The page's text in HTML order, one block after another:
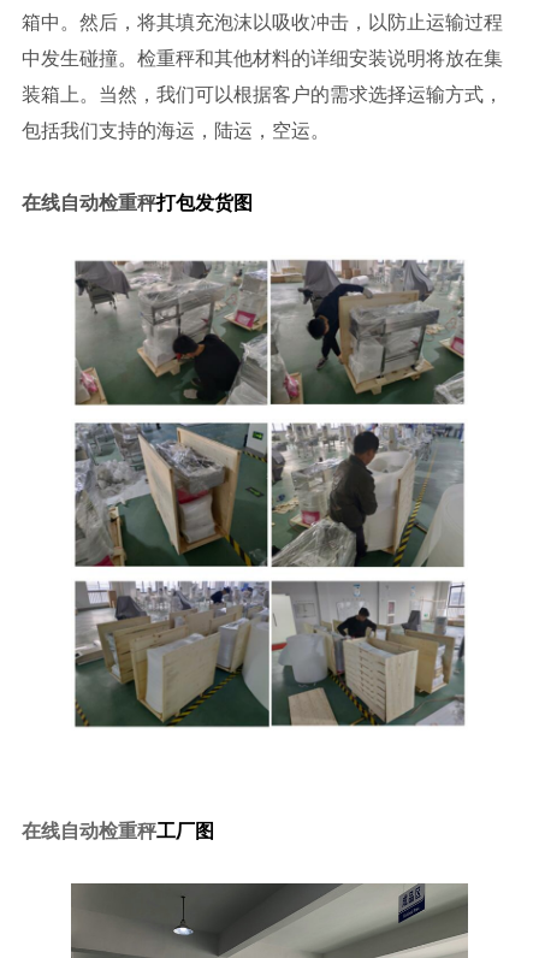
箱中。然后，将其填充泡沫以吸收冲击，以防止运输过程
中发生碰撞。检重秤和其他材料的详细安装说明将放在集
装箱上。当然，我们可以根据客户的需求选择运输方式，
包括我们支持的海运，陆运，空运。
在线自动检重秤打包发货图
在线自动检重秤工厂图